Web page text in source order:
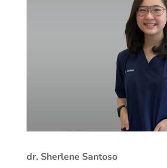
dr. Sherlene Santoso